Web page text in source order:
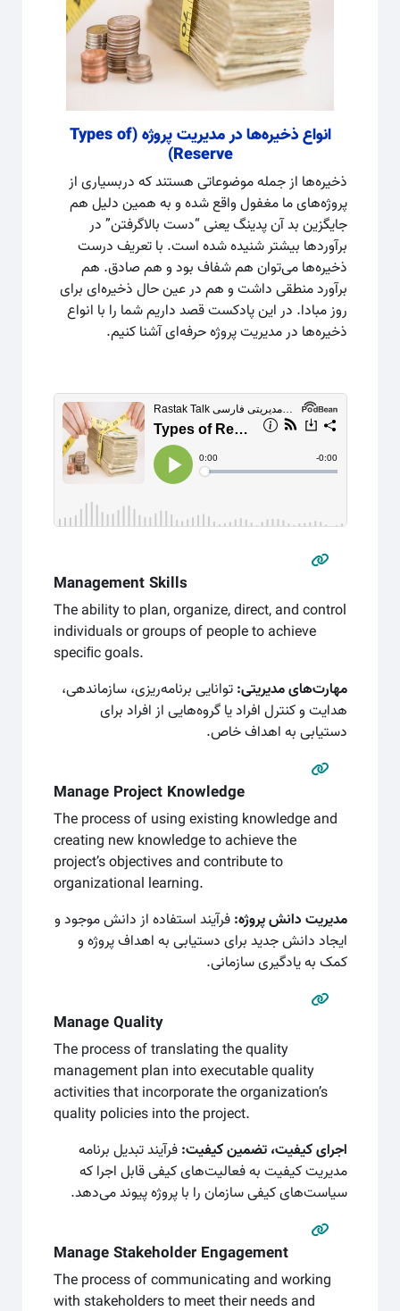
انواع ذخیره‌ها در مدیریت پروژه (Types of
Reserve)
ذخیره‌ها از جمله موضوعاتی هستند که دربسیاری از
پروژه‌های ما مغفول واقع شده و به همین دلیل هم
جایگزین بد آن پدینگ یعنی “دست بالاگرفتن” در
برآوردها بیشتر شنیده شده‌ است. با تعریف درست
ذخیره‌ها می‌توان هم شفاف بود و هم صادق. هم
برآورد منطقی داشت و هم در عین حال ذخیره‌ای برای
روز مبادا. در این پادکست قصد داریم شما را با انواع
ذخیره‌ها در مدیریت پروژه حرفه‌ای آشنا کنیم.
Management Skills
The ability to plan, organize, direct, and control
individuals or groups of people to achieve
speciﬁc goals.
مهارت‌های مدیریتی:توانایی برنامه‌ریزی، سازماندهی،
هدایت و کنترل افراد یا گروه‌هایی از افراد برای
دستیابی به اهداف خاص.
Manage Project Knowledge
The process of using existing knowledge and
creating new knowledge to achieve the
project’s objectives and contribute to
organizational learning.
مدیریت دانش پروژه:فرآیند استفاده از دانش موجود و
ایجاد دانش جدید برای دستیابی به اهداف پروژه و
کمک به یادگیری سازمانی.
Manage Quality
The process of translating the quality
management plan into executable quality
activities that incorporate the organization’s
quality policies into the project.
اجرای کیفیت، تضمین کیفیت:فرآیند تبدیل برنامه
مدیریت کیفیت به فعالیت‌های کیفی قابل اجرا که
سیاست‌های کیفی سازمان را با پروژه پیوند می‌دهد.
Manage Stakeholder Engagement
The process of communicating and working
with stakeholders to meet their needs and